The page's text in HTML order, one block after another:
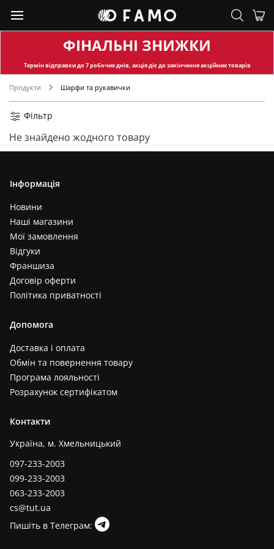
ФІНАЛЬНІ ЗНИЖКИ
Термін відправкидо 7 робочих днів, акція діє до закінчення акційних товарів
Продукти Шарфи та рукавички
Фільтр
Не знайдено жодного товару
Інформація
Новини
Наші магазини
Мої замовлення
Відгуки
Франшиза
Договір оферти
Політика приватності
Допомога
Доставка і оплата
Обмін та повернення товару
Програма лояльності
Розрахунок сертифікатом
Контакти
Україна, м. Хмельницький
097-233-2003
099-233-2003
063-233-2003
cs@tut.ua
Пишіть в Телеграм: